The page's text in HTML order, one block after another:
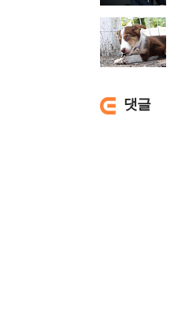
댓글